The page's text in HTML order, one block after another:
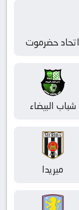
اتحاد حضرموت
شباب البيضاء
ميريدا